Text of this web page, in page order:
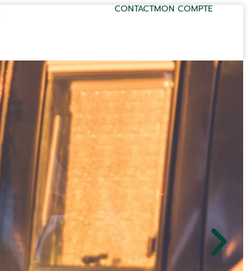
MON COMPTE
CONTACT